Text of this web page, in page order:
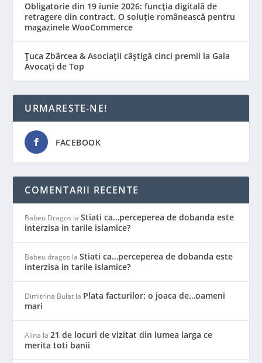
Obligatorie din 19 iunie 2026: funcția digitală de
retragere din contract. O soluție românească pentru
magazinele WooCommerce
Țuca Zbârcea & Asociații câștigă cinci premii la Gala
Avocați de Top
URMARESTE-NE!
FACEBOOK
COMENTARII RECENTE
Babeu Dragos laStiati ca…perceperea de dobanda este
interzisa in tarile islamice?
Babeu dragos laStiati ca…perceperea de dobanda este
interzisa in tarile islamice?
Dimitrina Bulat la Plata facturilor: o joaca de…oameni
mari
Alina la21 de locuri de vizitat din lumea larga ce
merita toti banii